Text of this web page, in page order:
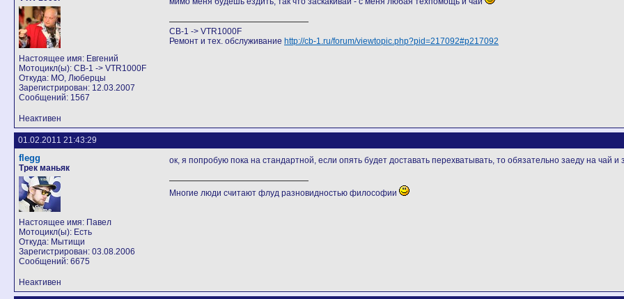
Настоящее имя: Евгений
Мотоцикл(ы): CB-1 -> VTR1000F
Откуда: МО, Люберцы
Зарегистрирован: 12.03.2007
Сообщений: 1567
CB-1 -> VTR1000F
Ремонт и тех. обслуживание http://cb-1.ru/forum/viewtopic.php?pid=217092#p217092
Неактивен
01.02.2011 21:43:29
flegg
Трек маньяк
Настоящее имя: Павел
Мотоцикл(ы): Есть
Откуда: Мытищи
Зарегистрирован: 03.08.2006
Сообщений: 6675
ок, я попробую пока на стандартной, если опять будет доставать перехватывать, то обязательно заеду на чай и
Многие люди считают флуд разновидностью философии
Неактивен